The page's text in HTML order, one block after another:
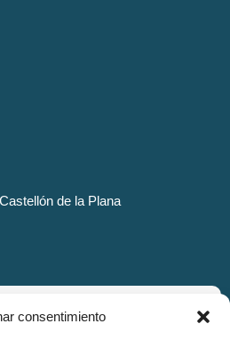
consentimiento
de la Plana